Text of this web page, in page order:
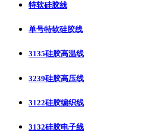
特软硅胶线
单号特软硅胶线
3135硅胶高温线
3239硅胶高压线
3122硅胶编织线
3132硅胶电子线